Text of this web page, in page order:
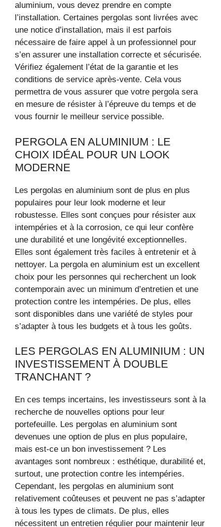
aluminium, vous devez prendre en compte
l’installation. Certaines pergolas sont livrées avec
une notice d’installation, mais il est parfois
nécessaire de faire appel à un professionnel pour
s’en assurer une installation correcte et sécurisée.
Vérifiez également l’état de la garantie et les
conditions de service après-vente. Cela vous
permettra de vous assurer que votre pergola sera
en mesure de résister à l’épreuve du temps et de
vous fournir le meilleur service possible.
PERGOLA EN ALUMINIUM : LE
CHOIX IDÉAL POUR UN LOOK
MODERNE
Les pergolas en aluminium sont de plus en plus
populaires pour leur look moderne et leur
robustesse. Elles sont conçues pour résister aux
intempéries et à la corrosion, ce qui leur confère
une durabilité et une longévité exceptionnelles.
Elles sont également très faciles à entretenir et à
nettoyer. La pergola en aluminium est un excellent
choix pour les personnes qui recherchent un look
contemporain avec un minimum d’entretien et une
protection contre les intempéries. De plus, elles
sont disponibles dans une variété de styles pour
s’adapter à tous les budgets et à tous les goûts.
LES PERGOLAS EN ALUMINIUM : UN
INVESTISSEMENT À DOUBLE
TRANCHANT ?
En ces temps incertains, les investisseurs sont à la
recherche de nouvelles options pour leur
portefeuille. Les pergolas en aluminium sont
devenues une option de plus en plus populaire,
mais est-ce un bon investissement ? Les
avantages sont nombreux : esthétique, durabilité et,
surtout, une protection contre les intempéries.
Cependant, les pergolas en aluminium sont
relativement coûteuses et peuvent ne pas s’adapter
à tous les types de climats. De plus, elles
nécessitent un entretien régulier pour maintenir leur